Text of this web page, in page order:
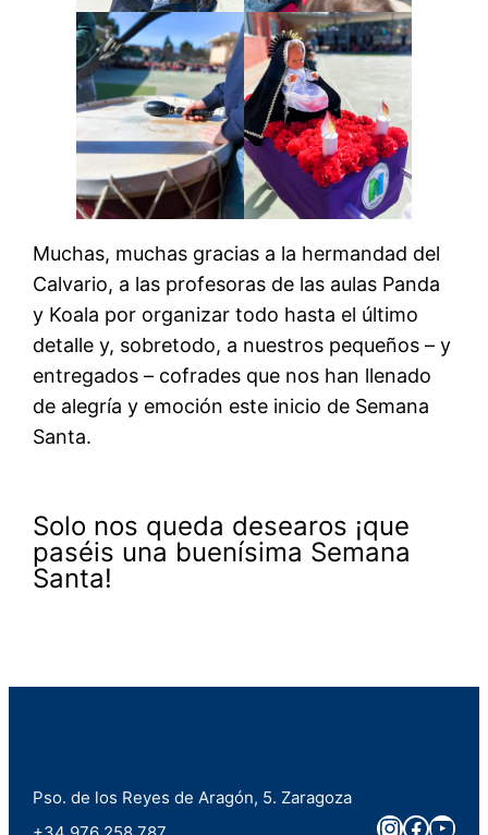
Muchas, muchas gracias a la hermandad del
Calvario, a las profesoras de las aulas Panda
y Koala por organizar todo hasta el último
detalle y, sobretodo, a nuestros pequeños – y
entregados – cofrades que nos han llenado
de alegría y emoción este inicio de Semana
Santa.
Solo nos queda desearos ¡que
paséis una buenísima Semana
Santa!
Pso. de los Reyes de Aragón, 5. Zaragoza